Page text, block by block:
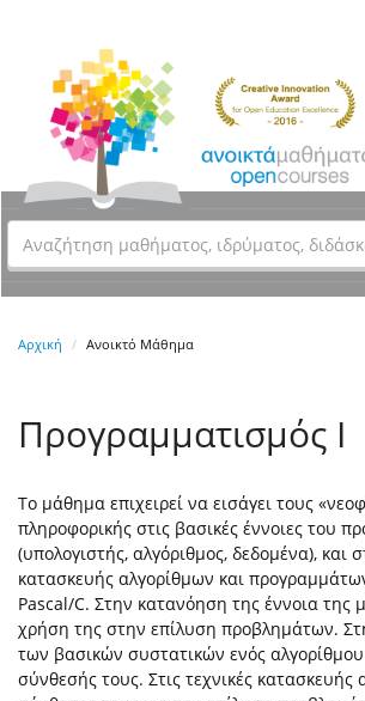
Αρχική Ανοικτό Μάθημα
Προγραμματισμός Ι
Το μάθημα επιχειρεί να εισάγει τους
πληροφορικής στις βασικές έννοιες του
(υπολογιστής, αλγόριθμος, δεδομένα), και
κατασκευής αλγορίθμων και
Pascal/C. Στην κατανόηση της έννοια της
χρήση της στην επίλυση προβλημάτων.
των βασικών συστατικών ενός
σύνθεσής τους. Στις τεχνικές κατασκευής